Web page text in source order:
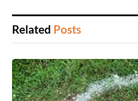
Related Posts